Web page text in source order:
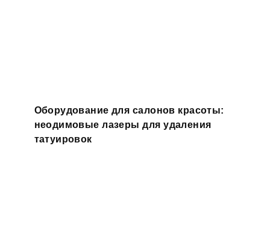
Оборудование для салонов красоты:
неодимовые лазеры для удаления
татуировок